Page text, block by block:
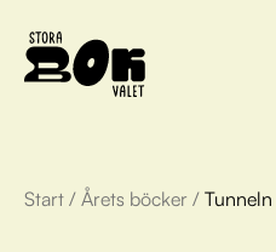
Årets böcker
Start / Årets böcker / Tunneln